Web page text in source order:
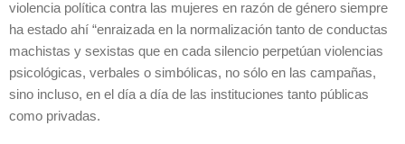
violencia política contra las mujeres en razón de género siempre
ha estado ahí “enraizada en la normalización tanto de conductas
machistas y sexistas que en cada silencio perpetúan violencias
psicológicas, verbales o simbólicas, no sólo en las campañas,
sino incluso, en el día a día de las instituciones tanto públicas
como privadas.